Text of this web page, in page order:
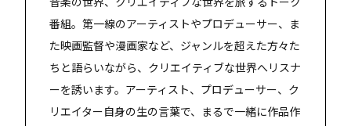
番組。第一線のアーティストやプロデューサー、ま
た映画監督や漫画家など、ジャンルを超えた方々た
ちと語らいながら、クリエイティブな世界へリスナ
ーを誘います。アーティスト、プロデューサー、ク
リエイター自身の生の言葉で、まるで一緒に作品作